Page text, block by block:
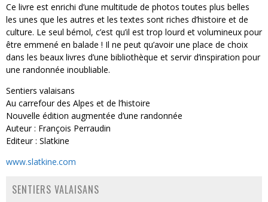
Ce livre est enrichi d’une multitude de photos toutes plus belles
les unes que les autres et les textes sont riches d’histoire et de
culture. Le seul bémol, c’est qu’il est trop lourd et volumineux pour
être emmené en balade ! Il ne peut qu’avoir une place de choix
dans les beaux livres d’une bibliothèque et servir d’inspiration pour
une randonnée inoubliable.
Sentiers valaisans
Au carrefour des Alpes et de l’histoire
Nouvelle édition augmentée d’une randonnée
Auteur : François Perraudin
Editeur : Slatkine
www.slatkine.com
SENTIERS VALAISANS